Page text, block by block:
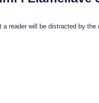
a reader will be distracted by